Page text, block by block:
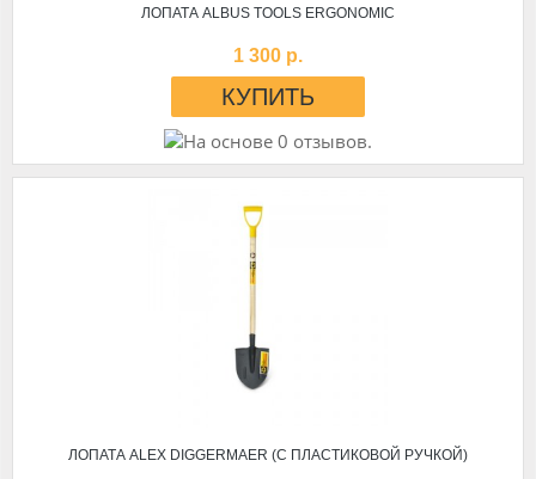
ЛОПАТА ALBUS TOOLS ERGONOMIC
1 300 р.
ЛОПАТА ALEX DIGGERMAER (С ПЛАСТИКОВОЙ РУЧКОЙ)